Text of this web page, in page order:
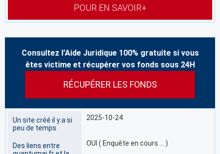
POUR EN SAVOIR+
Consultez l’Aide Juridique 100% gratuite si vous
êtes victime et récupérer vos fonds sous 24H
RÉCUPÉRER LES FONDS
Un site créé il y a si
peu de temps
2025-10-24
Des liens entre
OUI ( Enquête en cours … )